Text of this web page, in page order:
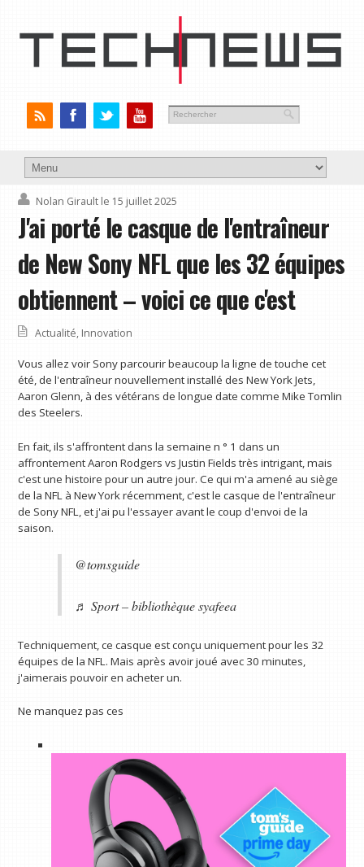
Nolan Girault le 15 juillet 2025
J'ai porté le casque de l'entraîneur
de New Sony NFL que les 32 équipes
obtiennent – voici ce que c'est
Actualité, Innovation
Vous allez voir Sony parcourir beaucoup la ligne de touche cet
été, de l'entraîneur nouvellement installé des New York Jets,
Aaron Glenn, à des vétérans de longue date comme Mike Tomlin
des Steelers.
En fait, ils s'affrontent dans la semaine n ° 1 dans un
affrontement Aaron Rodgers vs Justin Fields très intrigant, mais
c'est une histoire pour un autre jour. Ce qui m'a amené au siège
de la NFL à New York récemment, c'est le casque de l'entraîneur
de Sony NFL, et j'ai pu l'essayer avant le coup d'envoi de la
saison.
@tomsguide
♬ Sport – bibliothèque syafeea
Techniquement, ce casque est conçu uniquement pour les 32
équipes de la NFL. Mais après avoir joué avec 30 minutes,
j'aimerais pouvoir en acheter un.
Ne manquez pas ces